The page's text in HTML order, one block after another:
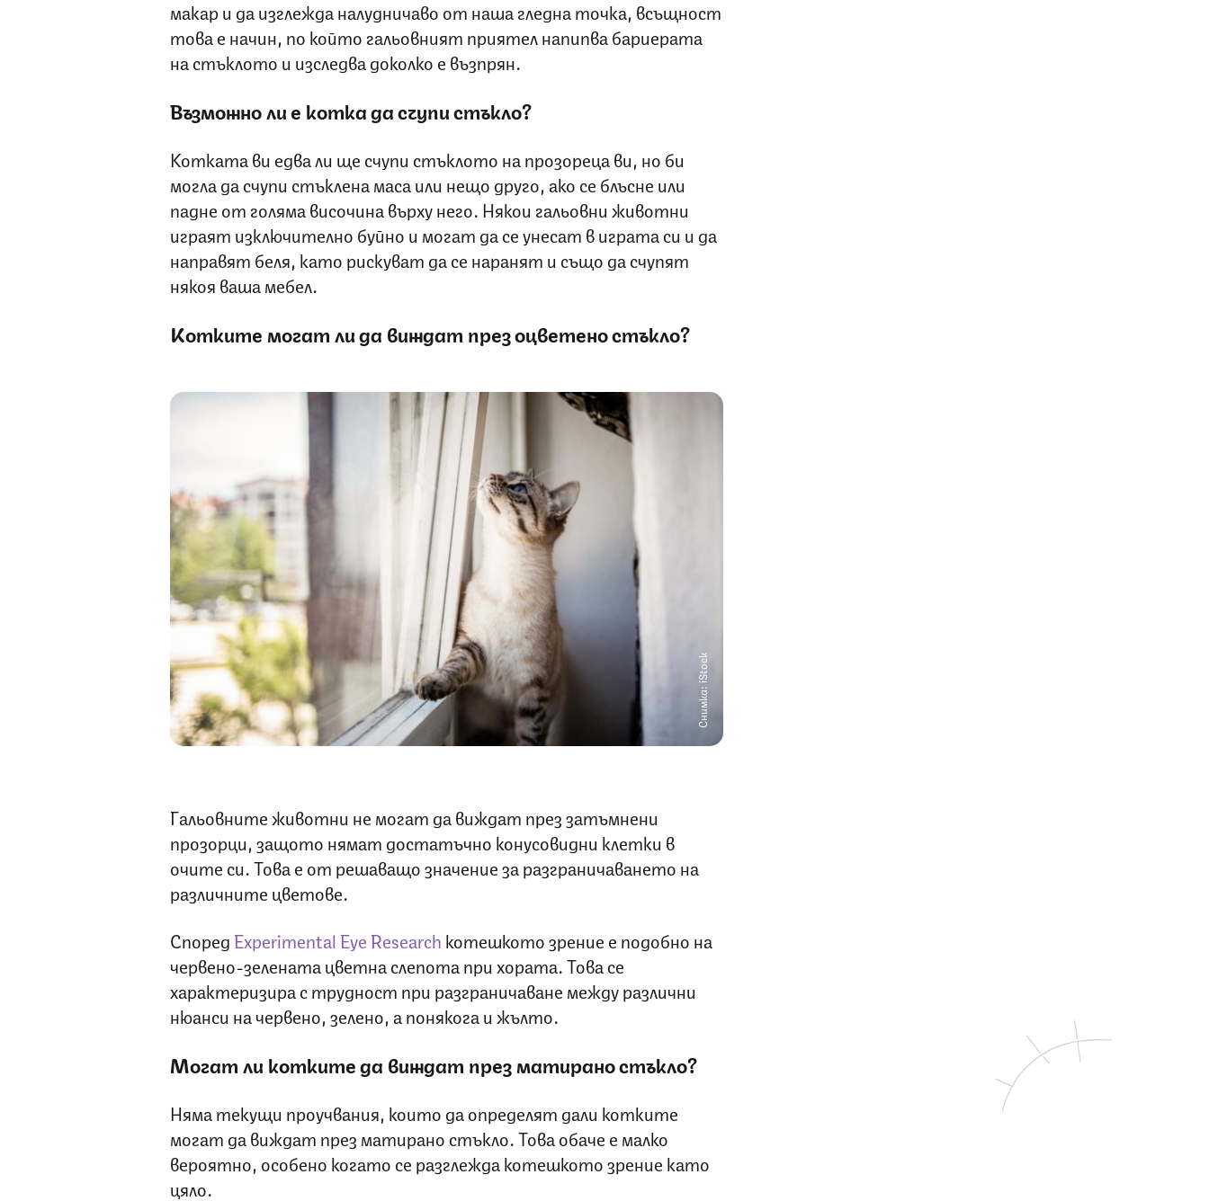
макар и да изглежда налудничаво от наша гледна точка, всъщност
това е начин, по който гальовният приятел напипва бариерата
на стъклото и изследва доколко е възпрян.
Възможно ли е котка да счупи стъкло?
Котката ви едва ли ще счупи стъклото на прозореца ви, но би
могла да счупи стъклена маса или нещо друго, ако се блъсне или
падне от голяма височина върху него. Някои гальовни животни
играят изключително буйно и могат да се унесат в играта си и да
направят беля, като рискуват да се наранят и също да счупят
някоя ваша мебел.
Котките могат ли да виждат през оцветено стъкло?
Снимка: iStock
Гальовните животни не могат да виждат през затъмнени
прозорци, защото нямат достатъчно конусовидни клетки в
очите си. Това е от решаващо значение за разграничаването на
различните цветове.
Според Experimental Eye Research котешкото зрение е подобно на
червено-зелената цветна слепота при хората. Това се
характеризира с трудност при разграничаване между различни
нюанси на червено, зелено, а понякога и жълто.
Могат ли котките да виждат през матирано стъкло?
Няма текущи проучвания, които да определят дали котките
могат да виждат през матирано стъкло. Това обаче е малко
вероятно, особено когато се разглежда котешкото зрение като
цяло.